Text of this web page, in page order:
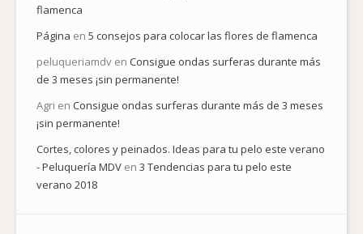
flamenca
Página en 5 consejos para colocar las flores de flamenca
peluqueriamdv en Consigue ondas surferas durante más
de 3 meses ¡sin permanente!
Agri en Consigue ondas surferas durante más de 3 meses
¡sin permanente!
Cortes, colores y peinados. Ideas para tu pelo este verano
- Peluquería MDV en 3 Tendencias para tu pelo este
verano 2018